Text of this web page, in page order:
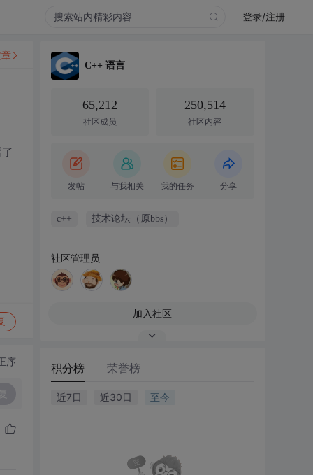
登录/注册
序
C++ 语言
65,212
社区成员
250,514
社区内容
发帖 与我相关 我的任务 分享
c++ 技术论坛（原bbs）
社区管理员
加入社区
积分榜 荣誉榜
近7日 近30日 至今